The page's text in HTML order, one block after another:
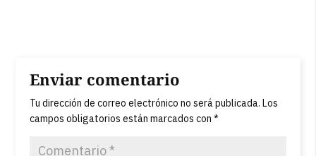
Enviar comentario
Tu dirección de correo electrónico no será publicada. Los
campos obligatorios están marcados con*